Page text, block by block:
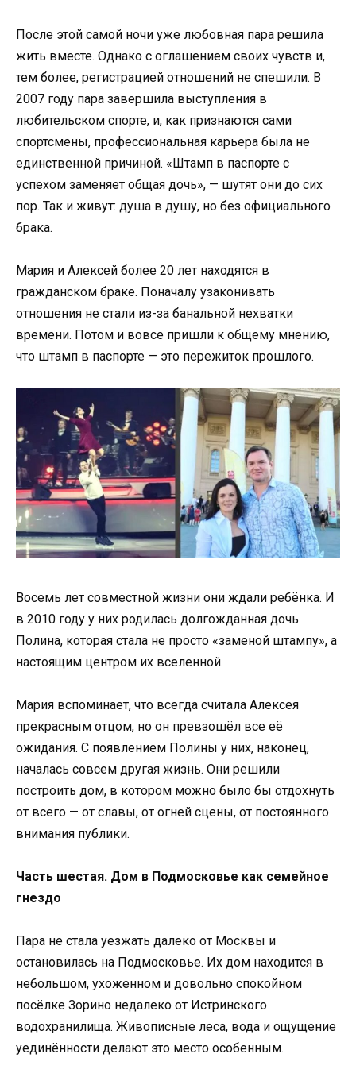
После этой самой ночи уже любовная пара решила
жить вместе. Однако с оглашением своих чувств и,
тем более, регистрацией отношений не спешили. В
2007 году пара завершила выступления в
любительском спорте, и, как признаются сами
спортсмены, профессиональная карьера была не
единственной причиной. «Штамп в паспорте с
успехом заменяет общая дочь», — шутят они до сих
пор. Так и живут: душа в душу, но без официального
брака.
Мария и Алексей более 20 лет находятся в
гражданском браке. Поначалу узаконивать
отношения не стали из-за банальной нехватки
времени. Потом и вовсе пришли к общему мнению,
что штамп в паспорте — это пережиток прошлого.
Восемь лет совместной жизни они ждали ребёнка. И
в 2010 году у них родилась долгожданная дочь
Полина, которая стала не просто «заменой штампу», а
настоящим центром их вселенной.
Мария вспоминает, что всегда считала Алексея
прекрасным отцом, но он превзошёл все её
ожидания. С появлением Полины у них, наконец,
началась совсем другая жизнь. Они решили
построить дом, в котором можно было бы отдохнуть
от всего — от славы, от огней сцены, от постоянного
внимания публики.
Часть шестая. Дом в Подмосковье как семейное
гнездо
Пара не стала уезжать далеко от Москвы и
остановилась на Подмосковье. Их дом находится в
небольшом, ухоженном и довольно спокойном
посёлке Зорино недалеко от Истринского
водохранилища. Живописные леса, вода и ощущение
уединённости делают это место особенным.